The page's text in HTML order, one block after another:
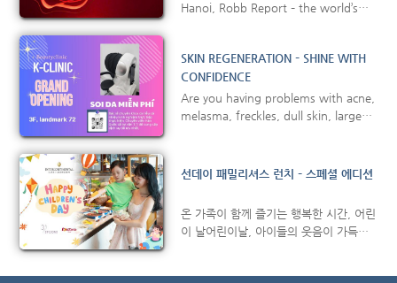
Hanoi, Robb Report – the world’s
Lounge exhibition. This exclusive
space is created for those preparing
to embark on the sacred journey of
marriage. As the event organizer,
SKIN REGENERATION – SHINE WITH
CONFIDENCE
Are you having problems with acne,
melasma, freckles, dull skin, large
shiny skin? Come to K CLINIC on
professional dermatology care
address trusted by customers!
SERVICES: SPECIAL OFFER: Free skin
선데이 패밀리셔스 런치 – 스폐셜 에디션
온 가족이 함께 즐기는 행복한 시간, 어린
이 날어린이날, 아이들의 웃음이 가득한